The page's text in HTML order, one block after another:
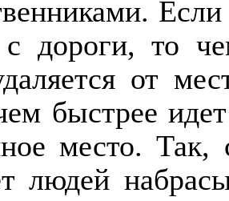
с дороги, то
от
быстрее
место. Так,
людей